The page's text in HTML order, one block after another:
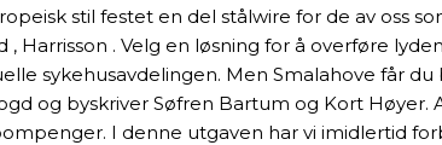
stil festet en del stålwire for de av oss
. Velg en løsning for å overføre
sykehusavdelingen. Men Smalahove får
og byskriver Søfren Bartum og Kort Høyer.
I denne utgaven har vi imidlertid